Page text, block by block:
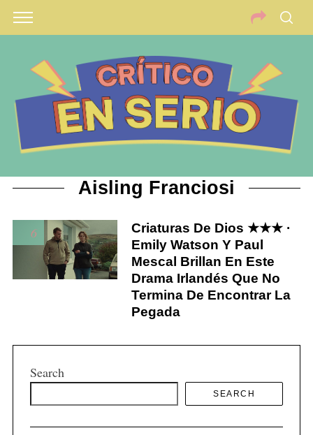
Aisling Franciosi
6
Criaturas De Dios ★★★ ·
Emily Watson Y Paul
Mescal Brillan En Este
Drama Irlandés Que No
Termina De Encontrar La
Pegada
Search
SEARCH
S
e